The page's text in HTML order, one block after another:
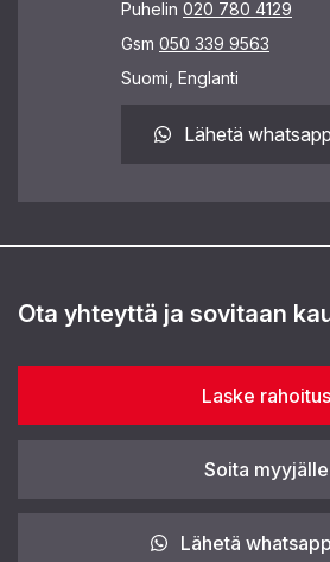
Puhelin 020 780 4129
Gsm 050 339 9563
Suomi, Englanti
Lähetä
Ota yhteyttä ja sovitaan
Laske rahoitus
Soita myyjälle
Lähetä